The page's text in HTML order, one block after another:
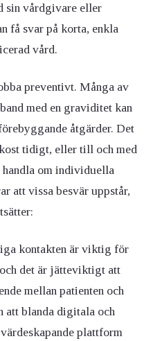
sin vårdgivare eller
få svar på korta, enkla
vård.
preventivt. Många av
med en graviditet kan
åtgärder. Det
tidigt, eller till och med
om individuella
att vissa besvär uppstår,
kontakten är viktig för
det är jätteviktigt att
mellan patienten och
att blanda digitala och
plattform